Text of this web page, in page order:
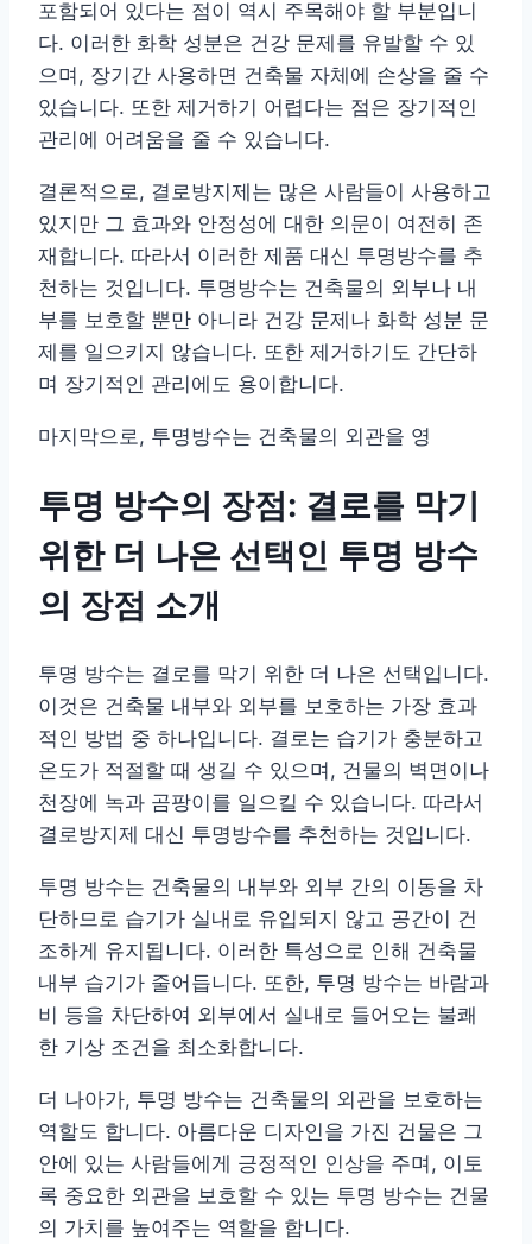
포함되어 있다는 점이 역시 주목해야 할 부분입니
다. 이러한 화학 성분은 건강 문제를 유발할 수 있
으며, 장기간 사용하면 건축물 자체에 손상을 줄 수
있습니다. 또한 제거하기 어렵다는 점은 장기적인
관리에 어려움을 줄 수 있습니다.
결론적으로, 결로방지제는 많은 사람들이 사용하고
있지만 그 효과와 안정성에 대한 의문이 여전히 존
재합니다. 따라서 이러한 제품 대신 투명방수를 추
천하는 것입니다. 투명방수는 건축물의 외부나 내
부를 보호할 뿐만 아니라 건강 문제나 화학 성분 문
제를 일으키지 않습니다. 또한 제거하기도 간단하
며 장기적인 관리에도 용이합니다.
마지막으로, 투명방수는 건축물의 외관을 영
투명 방수의 장점: 결로를 막기
위한 더 나은 선택인 투명 방수
의 장점 소개
투명 방수는 결로를 막기 위한 더 나은 선택입니다.
이것은 건축물 내부와 외부를 보호하는 가장 효과
적인 방법 중 하나입니다. 결로는 습기가 충분하고
온도가 적절할 때 생길 수 있으며, 건물의 벽면이나
천장에 녹과 곰팡이를 일으킬 수 있습니다. 따라서
결로방지제 대신 투명방수를 추천하는 것입니다.
투명 방수는 건축물의 내부와 외부 간의 이동을 차
단하므로 습기가 실내로 유입되지 않고 공간이 건
조하게 유지됩니다. 이러한 특성으로 인해 건축물
내부 습기가 줄어듭니다. 또한, 투명 방수는 바람과
비 등을 차단하여 외부에서 실내로 들어오는 불쾌
한 기상 조건을 최소화합니다.
더 나아가, 투명 방수는 건축물의 외관을 보호하는
역할도 합니다. 아름다운 디자인을 가진 건물은 그
안에 있는 사람들에게 긍정적인 인상을 주며, 이토
록 중요한 외관을 보호할 수 있는 투명 방수는 건물
의 가치를 높여주는 역할을 합니다.